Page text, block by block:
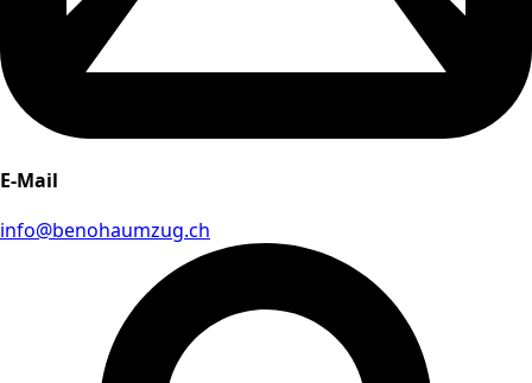
E-Mail
info@benohaumzug.ch